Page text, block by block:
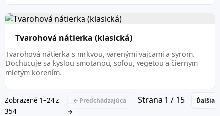
Tvarohová nátierka (klasická)
Tvarohová nátierka s mrkvou, varenými vajcami a syrom.
Dochucuje sa kyslou smotanou, soľou, vegetou a čiernym
mletým korením.
Zobrazené 1–24 z
354
← Predchádzajúca Strana 1 / 15
Ďalšia
→